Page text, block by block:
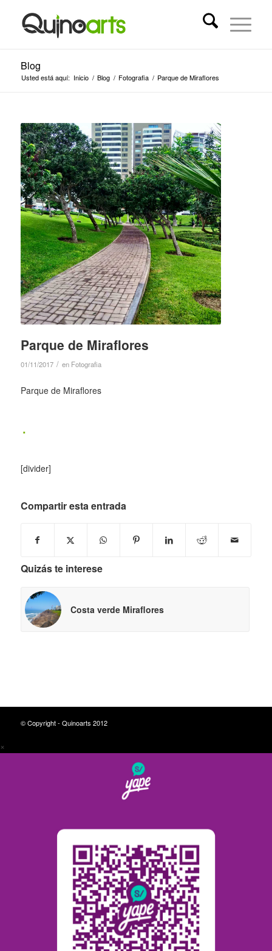
Blog
Usted está aquí: Inicio / Blog / Fotografia / Parque de Miraflores
Parque de Miraflores
01/11/2017 / en Fotografia
Parque de Miraflores
[divider]
Compartir esta entrada
Quizás te interese
Costa verde Miraflores
© Copyright - Quinoarts 2012
×